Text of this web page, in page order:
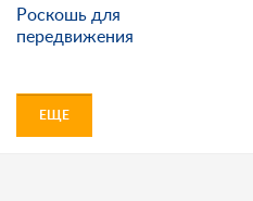
Роскошь для
передвижения
ЕЩЕ